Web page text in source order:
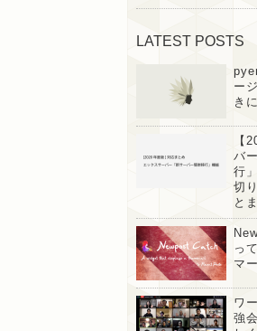
LATEST POSTS
ー
き
【
バ
行
切
と
っ
マ
ワ
強